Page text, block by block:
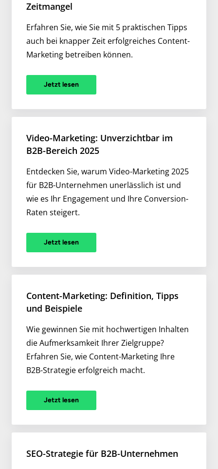
Zeitmangel
Erfahren Sie, wie Sie mit 5 praktischen Tipps
auch bei knapper Zeit erfolgreiches Content-
Marketing betreiben können.
Jetzt lesen
Video-Marketing: Unverzichtbar im
B2B-Bereich 2025
Entdecken Sie, warum Video-Marketing 2025
für B2B-Unternehmen unerlässlich ist und
wie es Ihr Engagement und Ihre Conversion-
Raten steigert.
Jetzt lesen
Content-Marketing: Definition, Tipps
und Beispiele
Wie gewinnen Sie mit hochwertigen Inhalten
die Aufmerksamkeit Ihrer Zielgruppe?
Erfahren Sie, wie Content-Marketing Ihre
B2B-Strategie erfolgreich macht.
Jetzt lesen
SEO-Strategie für B2B-Unternehmen